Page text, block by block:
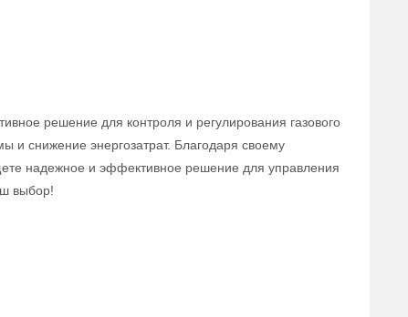
решение для контроля и регулирования газового
и снижение энергозатрат. Благодаря своему
надежное и эффективное решение для управления
выбор!